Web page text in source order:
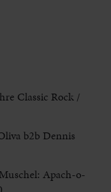
Classic Rock /
b2b Dennis
Apach-o-